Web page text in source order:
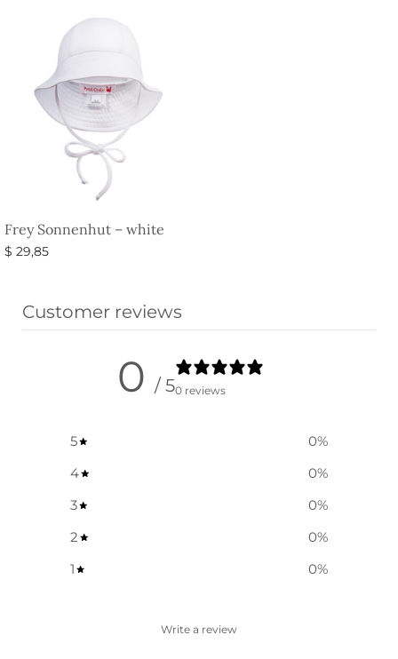
Frey Sonnenhut – white
$ 29,85
Customer reviews
0 / 50 reviews
5 0%
4
0%
3
0%
2
0%
1
0%
Write a review